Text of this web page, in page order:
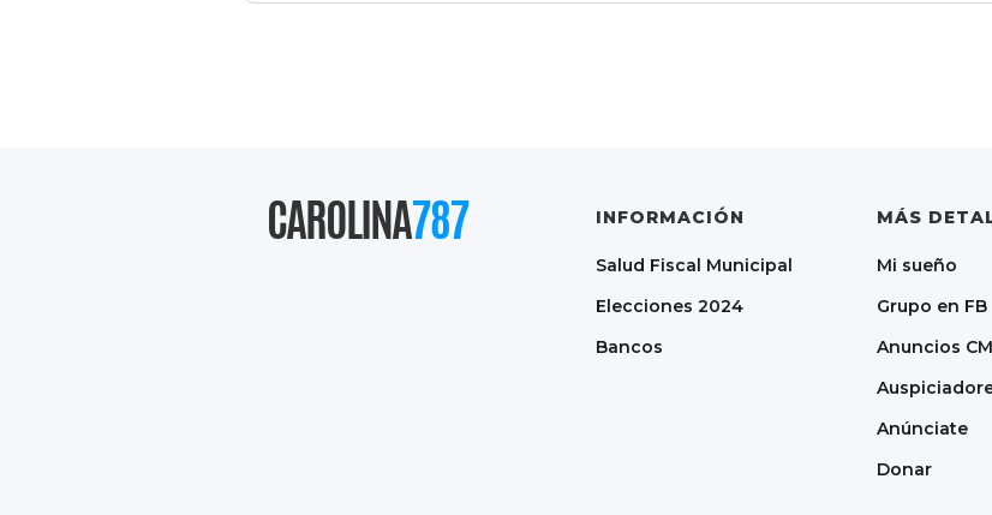
CAROLINA787 INFORMACIÓN
Salud Fiscal Municipal
Elecciones 2024
Bancos
MÁS
Mi sueño
Grupo en FB
Anuncios
Anúnciate
Donar